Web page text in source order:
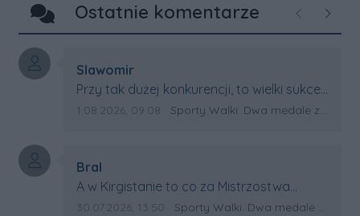
Ostatnie komentarze Poprzednie
Autor komentarza:
Slawomir
Treść komentarza:
Przy tak dużej konkurencji, to wielki sukces
Artura. Gratulacje !
Data dodania komentarza:
1.08.2026, 09:08 Źródło komentarza:
Sporty Walki: Dwa medale za oceanem
Autor komentarza:
Bral
Treść komentarza:
A w Kirgistanie to co za Mistrzostwa
Swiata?
Data dodania komentarza:
30.07.2026, 13:50 Źródło komentarza:
Sporty Walki: Dwa medale za oceanem